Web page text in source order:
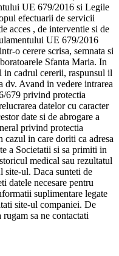
UE 679/2016 si Legile
efectuarii de servicii
acces , de interventie si de
UE 679/2016
o cerere scrisa, semnata si
Sfanta Maria. In
in cadrul cererii, raspunsul il
dv. Avand in vedere intrarea
679 privind protectia
datelor cu caracter
date si de abrogare a
privind protectia
cazul in care doriti ca adresa
a Societatii si sa primiti in
medical sau rezultatul
site-ul. Daca sunteti de
datele necesare pentru
suplimentare legate
site-ul companiei. De
sa ne contactati